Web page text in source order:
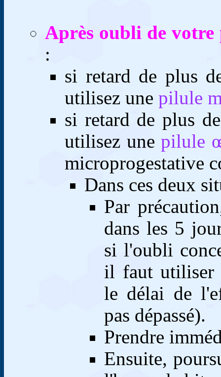
Après oubli de votre
:
si retard de plus
utilisez une pilule
si retard de plus
utilisez unepilule
microprogestative
Dans ces deux
Par
dans les 5
si l'oubli
il faut utiliser
le délai de
pas dépassé).
Prendre
Ensuite,